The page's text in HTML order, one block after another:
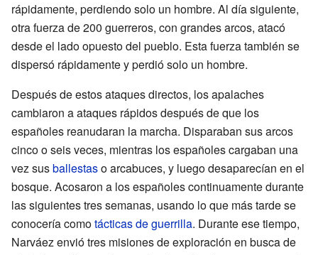
rápidamente, perdiendo solo un hombre. Al día siguiente,
otra fuerza de 200 guerreros, con grandes arcos, atacó
desde el lado opuesto del pueblo. Esta fuerza también se
dispersó rápidamente y perdió solo un hombre.
Después de estos ataques directos, los apalaches
cambiaron a ataques rápidos después de que los
españoles reanudaran la marcha. Disparaban sus arcos
cinco o seis veces, mientras los españoles cargaban una
vez susballestaso arcabuces, y luego desaparecían en el
bosque. Acosaron a los españoles continuamente durante
las siguientes tres semanas, usando lo que más tarde se
conocería comotácticas de guerrilla. Durante ese tiempo,
Narváez envió tres misiones de exploración en busca de